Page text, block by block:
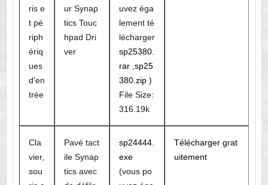
ris e
t pé
riph
ériq
ues
d'en
trée
ur Synap
tics Touc
hpad Dri
ver
uvez éga
lement té
lécharger
sp25380.
rar, sp25
380.zip)
File Size:
316.19k
Cla
vier,
sou
Pavé tact
ile Synap
tics avec
sp24444.
exe
(vous po
Télécharger grat
uitement